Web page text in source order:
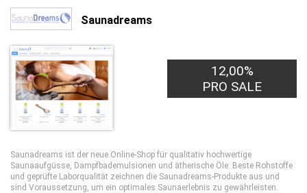
Saunadreams
12,00%
PRO SALE
Saunadreams ist der neue Online-Shop für qualitativ hochwertige
Saunaaufgüsse, Dampfbademulsionen und ätherische Öle. Beste Rohstoffe
und geprüfte Laborqualität zeichnen die Saunadreams-Produkte aus und
sind Voraussetzung, um ein optimales Saunaerlebnis zu gewährleisten.